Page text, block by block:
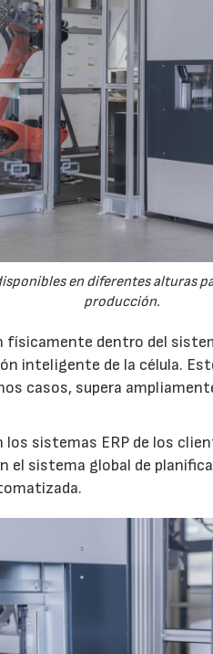
en diferentes alturas
producción.
físicamente dentro del
inteligente de la célula.
casos, supera
sistemas ERP de los
el sistema global de